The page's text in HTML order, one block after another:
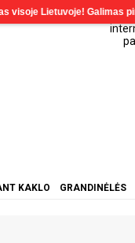
KAKLO GRANDINĖLĖS